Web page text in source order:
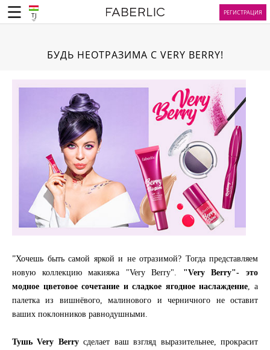
TJ РЕГИСТРАЦИЯ
БУДЬ НЕОТРАЗИМА С VERY BERRY!
”Хочешь быть самой яркой и не отразимой? Тогда представляем
новую коллекцию макияжа "Very Berry". "Very Berry"- это
модное цветовое сочетание и сладкое ягодное наслаждение , а
палетка из вишнёвого, малинового и черничного не оставит
ваших поклонников равнодушными.
Тушь Very Berryсделает ваш взгляд выразительнее, прокрасит